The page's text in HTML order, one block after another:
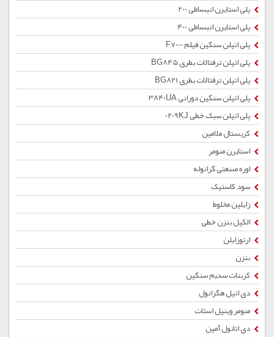
پلی استایرن انبساطی 200
پلی استایرن انبساطی 400
پلی اتیلن سنگین فیلم F7000
پلی اتیلن ترفتالات بطری BG845
پلی اتیلن ترفتالات بطری BG821
پلی اتیلن سنگین دورانی 3840UA
پلی اتیلن سبک خطی 0209KJ
کریستال ملامین
استایرن منومر
اوره صنعتی گرانوله
سود کاستیک
زایلین مخلوط
الکیل بنزن خطی
ارتوزایلن
بنزن
کربنات سدیم سنگین
دی اتیل هگزانول
منومر وینیل استات
دی اتانول آمین